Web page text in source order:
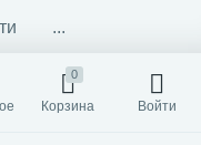
...
0
Корзина Войти